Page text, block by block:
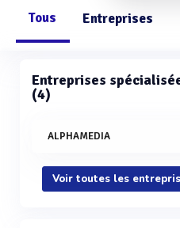
Tous Entreprises
Entreprises
(4)
ALPHAMEDIA
Voir toutes les